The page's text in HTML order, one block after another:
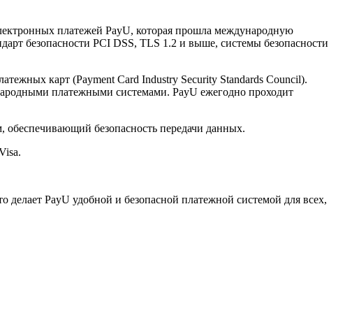
платежей PayU, которая прошла международную
безопасности PCI DSS, TLS 1.2 и выше, системы безопасности
карт (Payment Card Industry Security Standards Council).
платежными системами. PayU ежегодно проходит
безопасность передачи данных.
PayU удобной и безопасной платежной системой для всех,